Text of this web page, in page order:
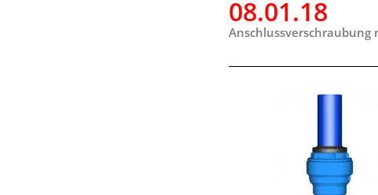
08.01.18
Anschlussverschraubung